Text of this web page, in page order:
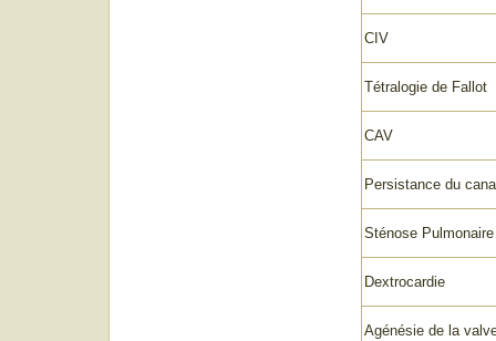
CIV
Tétralogie de Fallot
CAV
Persistance du
Sténose Pulmonaire
Dextrocardie
Agénésie de la